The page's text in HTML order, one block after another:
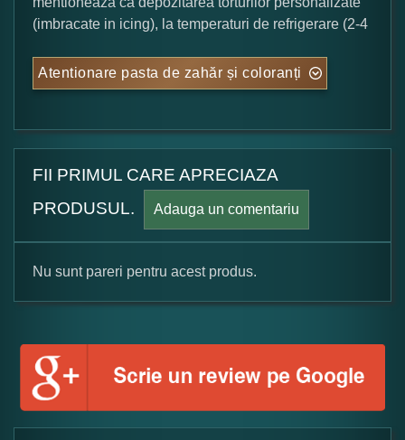
(imbracate in icing), la temperaturi de refrigerare (2-4
Atentionare pasta de zahăr și coloranți
FII PRIMUL CARE APRECIAZA
PRODUSUL.
Adauga un comentariu
Formular pareri client
Numele dumneavoastra:
Nu sunt pareri pentru acest produs.